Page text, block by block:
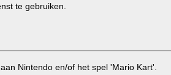
te gebruiken.
Nintendo en/of het spel 'Mario Kart'.